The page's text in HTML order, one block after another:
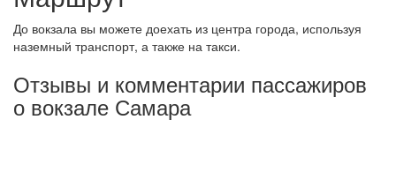
До вокзала вы можете доехать из центра города, используя
наземный транспорт, а также на такси.
Отзывы и комментарии пассажиров
о вокзале Самара